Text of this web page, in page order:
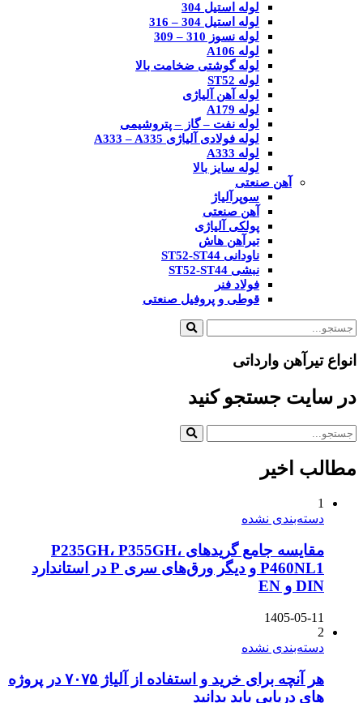
لوله استیل 304
لوله استیل 304 – 316
لوله نسوز 310 – 309
لوله A106
لوله گوشتی ضخامت بالا
لوله ST52
لوله آهن آلیاژی
لوله A179
لوله نفت – گاز – پتروشیمی
لوله فولادی آلیاژی A333 – A335
لوله A333
لوله سایز بالا
آهن صنعتی
سوپرآلیاژ
آهن صنعتی
پولکی آلیاژی
تیرآهن هاش
ناودانی ST52-ST44
نبشی ST52-ST44
فولاد فنر
قوطی و پروفیل صنعتی
انواع تیرآهن وارداتی
در سایت جستجو کنید
مطالب اخیر
1
دسته‌بندی نشده
مقایسه جامع گریدهای P235GH، P355GH،
P460NL1 و دیگر ورق‌های سری P در استاندارد
DIN و EN
1405-05-11
2
دسته‌بندی نشده
هر آنچه برای خرید و استفاده از آلیاژ ۷۰۷۵ در پروژه
های دریایی باید بدانید